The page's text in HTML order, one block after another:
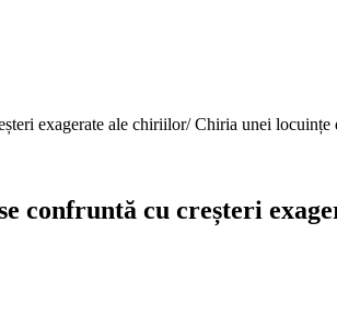
exagerate ale chiriilor/ Chiria unei
confruntă cu creșteri